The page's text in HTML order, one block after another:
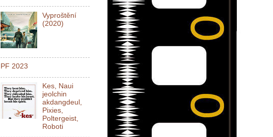
Vyproštění
(2020)
PF 2023
Kes, Naui
jeolchin
akdangdeul,
Pixies,
Poltergeist,
Roboti